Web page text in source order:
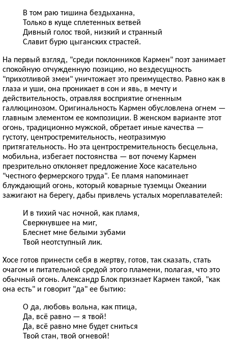
В том раю тишина бездыханна,
Только в куще сплетенных ветвей
Дивный голос твой, низкий и странный
Славит бурю цыганских страстей.
На первый взгляд, "среди поклонников Кармен" поэт занимает
спокойную отчужденную позицию, но вездесущность
"прихотливой змеи" уничтожает это преимущество. Равно как в
глаза и уши, она проникает в сон и явь, в мечту и
действительность, отравляя восприятие огненным
галлюцинозом. Оригинальность Кармен обусловлена огнем —
главным элементом ее композиции. В женском варианте этот
огонь, традиционно мужской, обретает иные качества —
густоту, центростремительность, неотразимую
притягательность. Но эта центростремительность бесцельна,
мобильна, избегает постоянства — вот почему Кармен
презрительно отклоняет предложение Хосе касательно
"честного фермерского труда". Ее пламя напоминает
блуждающий огонь, который коварные туземцы Океании
зажигают на берегу, дабы привлечь усталых мореплавателей:
И в тихий час ночной, как пламя,
Сверкнувшее на миг,
Блеснет мне белыми зубами
Твой неотступный лик.
Хосе готов принести себя в жертву, готов, так сказать, стать
очагом и питательной средой этого пламени, полагая, что это
обычный огонь. Александр Блок признает Кармен такой, "как
она есть" и говорит "да" ее бытию:
О да, любовь вольна, как птица,
Да, всё равно — я твой!
Да, всё равно мне будет сниться
Твой стан, твой огневой!